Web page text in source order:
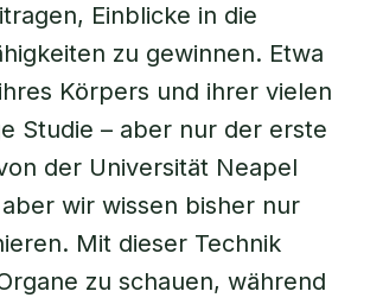
Einblicke in die
zu gewinnen. Etwa
Körpers und ihrer vielen
Studie – aber nur der erste
der Universität Neapel
wir wissen bisher nur
Mit dieser Technik
zu schauen, während